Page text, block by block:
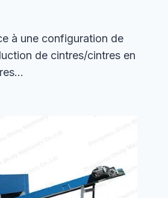
à une configuration de
de cintres/cintres en